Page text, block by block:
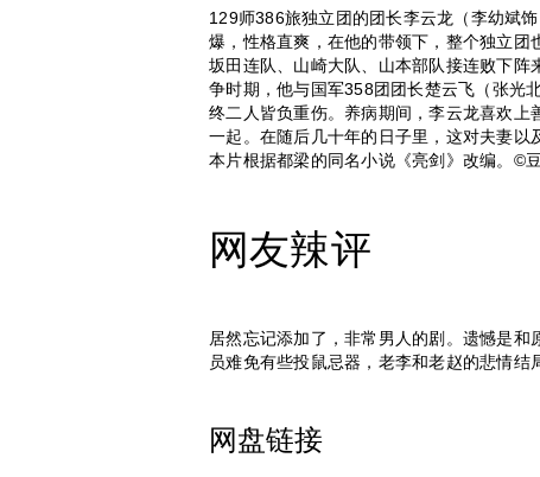
129师386旅独立团的团长李云龙（李幼斌
爆，性格直爽，在他的带领下，整个独立
坂田连队、山崎大队、山本部队接连败下
争时期，他与国军358团团长楚云飞（张光
终二人皆负重伤。养病期间，李云龙喜欢
一起。在随后几十年的日子里，这对夫妻
本片根据都梁的同名小说《亮剑》改编。©
网友辣评
居然忘记添加了，非常男人的剧。遗憾是
员难免有些投鼠忌器，老李和老赵的悲情结
网盘链接